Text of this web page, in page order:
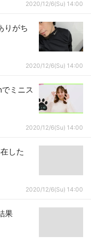
2020/12/6(Su) 14:00
りがち
2020/12/6(Su) 14:00
ミニス
2020/12/6(Su) 14:00
した
2020/12/6(Su) 14:00
果